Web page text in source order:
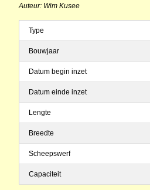
Auteur: Wim Kusee
Type
Bouwjaar
Datum begin inzet
Datum einde inzet
Lengte
Breedte
Scheepswerf
Capaciteit